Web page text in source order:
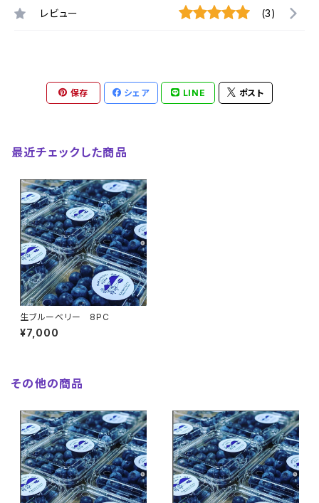
レビュー (3)
保存 シェア LINE ポスト
最近チェックした商品
生ブルーベリー 8PC
¥7,000
その他の商品